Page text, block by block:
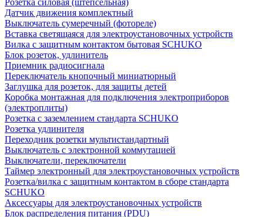
Розетка силовая (штепсельная)
Датчик движения комплектный
Выключатель сумеречный (фотореле)
Вставка светящаяся для электроустановочных устройств
Вилка с защитным контактом бытовая SCHUKO
Блок розеток, удлинитель
Приемник радиосигнала
Переключатель кнопочный миниатюрный
Заглушка для розеток, для защиты детей
Коробка монтажная для подключения электроприборов
(электроплиты)
Розетка с заземлением стандарта SCHUKO
Розетка удлинителя
Переходник розетки мультистандартный
Выключатель с электронной коммутацией
Выключатели, переключатели
Таймер электронный для электроустановочных устройств
Розетка/вилка с защитным контактом в сборе стандарта
SCHUKO
Аксессуары для электроустановочных устройств
Блок распределения питания (PDU)